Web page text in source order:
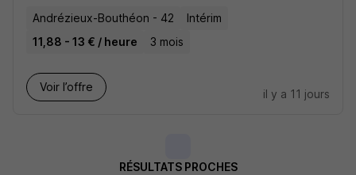
Andrézieux-Bouthéon - 42
Intérim
11,88 - 13 € / heure
3 mois
Voir l’offre
il y a 11 jours
RÉSULTATS PROCHES